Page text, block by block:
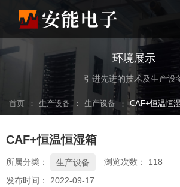
环境展示
引进先进的技术及生产设
首页 ： 生产设备 ： 生产设备 ：CAF+恒温恒
CAF+恒温恒湿箱
所属分类： 生产设备 浏览次数： 118
发布时间： 2022-09-17